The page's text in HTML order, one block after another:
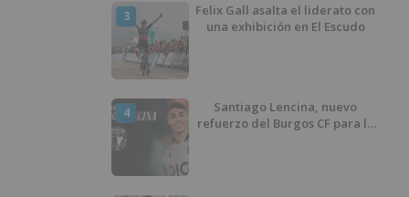
3
Felix Gall asalta el liderato con
una exhibición en El Escudo
4
Santiago Lencina, nuevo
refuerzo del Burgos CF para la